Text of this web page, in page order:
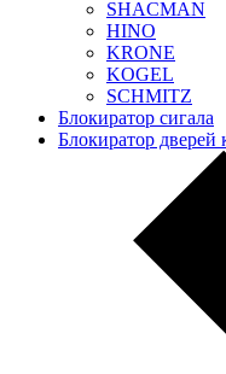
SHACMAN
HINO
KRONE
KOGEL
SCHMITZ
Блокиратор сигала
Блокиратор дверей